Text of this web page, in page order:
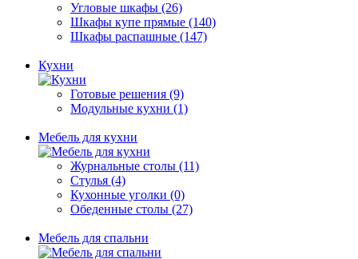
Угловые шкафы (26)
Шкафы купе прямые (140)
Шкафы распашные (147)
Кухни
Готовые решения (9)
Модульные кухни (1)
Мебель для кухни
Журнальные столы (11)
Стулья (4)
Кухонные уголки (0)
Обеденные столы (27)
Мебель для спальни